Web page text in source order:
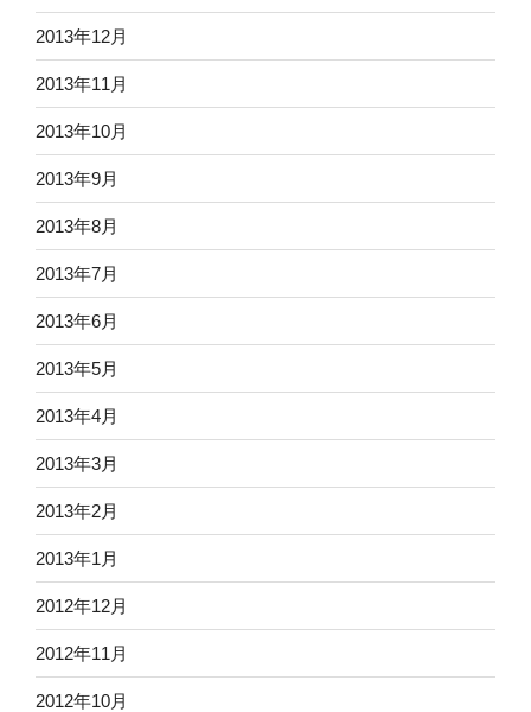
2013年12月
2013年11月
2013年10月
2013年9月
2013年8月
2013年7月
2013年6月
2013年5月
2013年4月
2013年3月
2013年2月
2013年1月
2012年12月
2012年11月
2012年10月